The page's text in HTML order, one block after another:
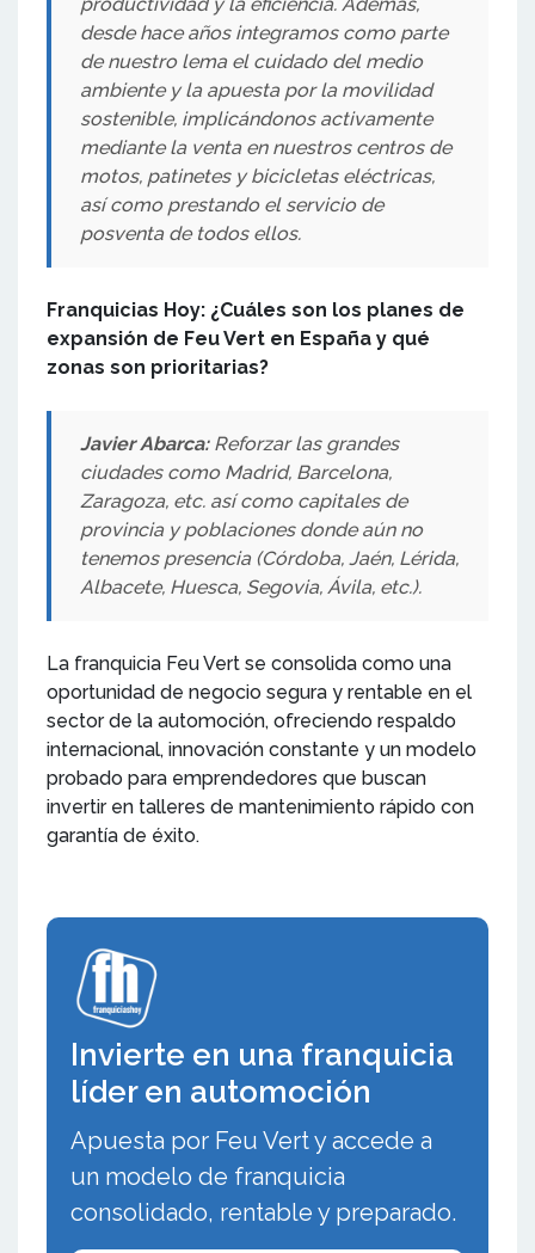
desde hace años integramos como parte
de nuestro lema el cuidado del medio
ambiente y la apuesta por la movilidad
sostenible, implicándonos activamente
mediante la venta en nuestros centros de
motos, patinetes y bicicletas eléctricas,
así como prestando el servicio de
posventa de todos ellos.
Franquicias Hoy: ¿Cuáles son los planes de
expansión de Feu Vert en España y qué
zonas son prioritarias?
Javier Abarca: Reforzar las grandes
ciudades como Madrid, Barcelona,
Zaragoza, etc. así como capitales de
provincia y poblaciones donde aún no
tenemos presencia (Córdoba, Jaén, Lérida,
Albacete, Huesca, Segovia, Ávila, etc.).
La franquicia Feu Vert se consolida como una
oportunidad de negocio segura y rentable en el
sector de la automoción, ofreciendo respaldo
internacional, innovación constante y un modelo
probado para emprendedores que buscan
invertir en talleres de mantenimiento rápido con
garantía de éxito.
Invierte en una franquicia
líder en automoción
Apuesta por Feu Vert y accede a
un modelo de franquicia
consolidado, rentable y preparado.